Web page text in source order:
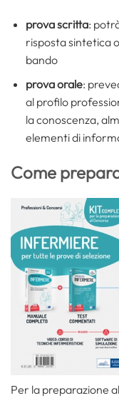
prova scritta:
risposta sintetica
bando
prova orale:
al profilo
la conoscenza,
elementi di
Come
Per la preparazione